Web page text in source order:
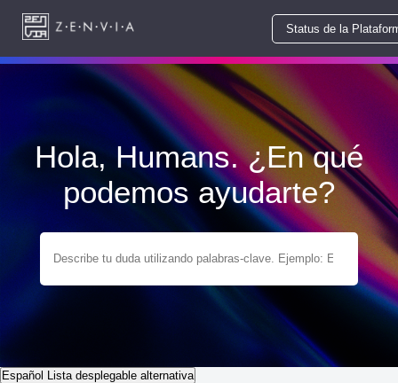
Status de la
Hola, Humans. ¿En qué
podemos ayudarte?
Español Lista desplegable alternativa